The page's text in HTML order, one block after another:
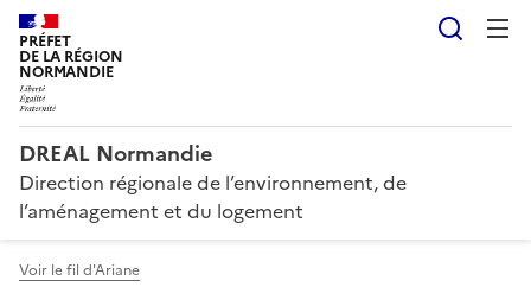
PRÉFET
DE LA RÉGION
NORMANDIE
DREAL Normandie
Direction régionale de l’environnement, de
l’aménagement et du logement
Voir le fil d'Ariane